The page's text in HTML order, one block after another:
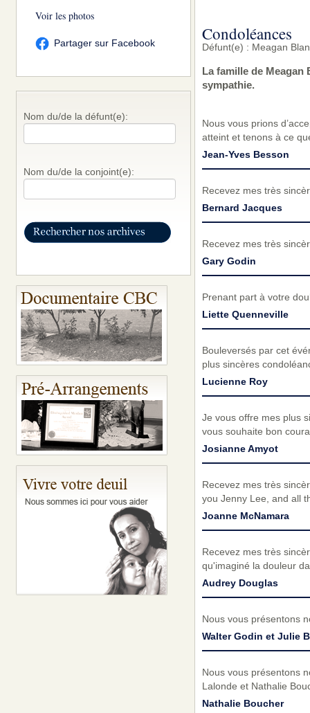
Voir les photos
Partager sur Facebook
Nom du/de la défunt(e):
Nom du/de la conjoint(e):
Condoléances
Défunt(e) : Meagan
La famille de
sympathie.
Nous vous prions
atteint et tenons à ce
Jean-Yves Besson
Recevez mes très
Bernard Jacques
Recevez mes très
Gary Godin
Prenant part à votre
Liette Quenneville
Bouleversés par cet
plus sincères
Lucienne Roy
Je vous offre mes plus
vous souhaite bon
Josianne Amyot
Recevez mes très
you Jenny Lee, and all
Joanne McNamara
Recevez mes très
qu'imaginé la douleur
Audrey Douglas
Nous vous présentons
Walter Godin et Julie
Nous vous présentons
Lalonde et Nathalie
Nathalie Boucher